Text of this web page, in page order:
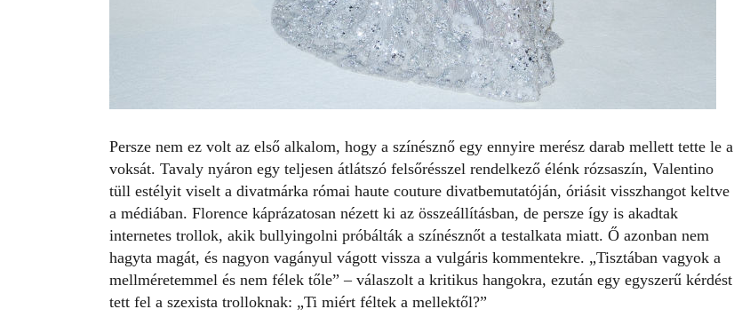
Persze nem ez volt az első alkalom, hogy a színésznő egy ennyire merész darab mellett tette le a
voksát. Tavaly nyáron egy teljesen átlátszó felsőrésszel rendelkező élénk rózsaszín, Valentino
tüll estélyit viselt a divatmárka római haute couture divatbemutatóján, óriásit visszhangot keltve
a médiában. Florence káprázatosan nézett ki az összeállításban, de persze így is akadtak
internetes trollok, akik bullyingolni próbálták a színésznőt a testalkata miatt. Ő azonban nem
hagyta magát, és nagyon vagányul vágott vissza a vulgáris kommentekre. „Tisztában vagyok a
mellméretemmel és nem félek tőle” – válaszolt a kritikus hangokra, ezután egy egyszerű kérdést
tett fel a szexista trolloknak: „Ti miért féltek a mellektől?”